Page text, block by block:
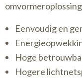
Eenvoudig en
Hoge
Hogere